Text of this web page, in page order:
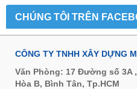
CHÚNG TÔI TRÊN
CÔNG TY TNHH XÂY DỰNG
Văn Phòng: 17 Đường số 3A
Hòa B, Bình Tân, Tp.HCM